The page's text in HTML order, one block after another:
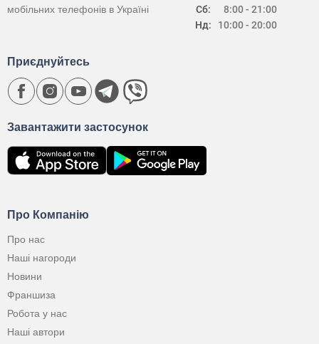
Сб:
Нд:
8:00 - 21:00
10:00 - 20:00
мобільних телефонів в Україні
Про Компанію
Про нас
Наші нагороди
Новини
Франшиза
Робота у нас
Наші автори
Завантажити застосунок
Приєднуйтесь